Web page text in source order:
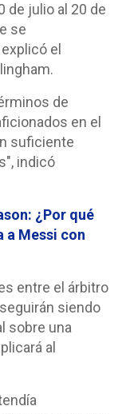
de julio al 20 de
se
el
de
en el
suficiente
indicó
¿Por qué
a Messi con
entre el árbitro
siendo
sobre una
al